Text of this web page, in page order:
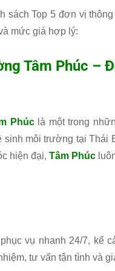
sách Top 5 đơn vị
mức giá hợp lý:
Tâm Phúc –
Phúclà một trong
sinh môi trường tại Thái
hiện đại, Tâm Phúc
vụ nhanh 24/7, kể
tư vấn tận tình và